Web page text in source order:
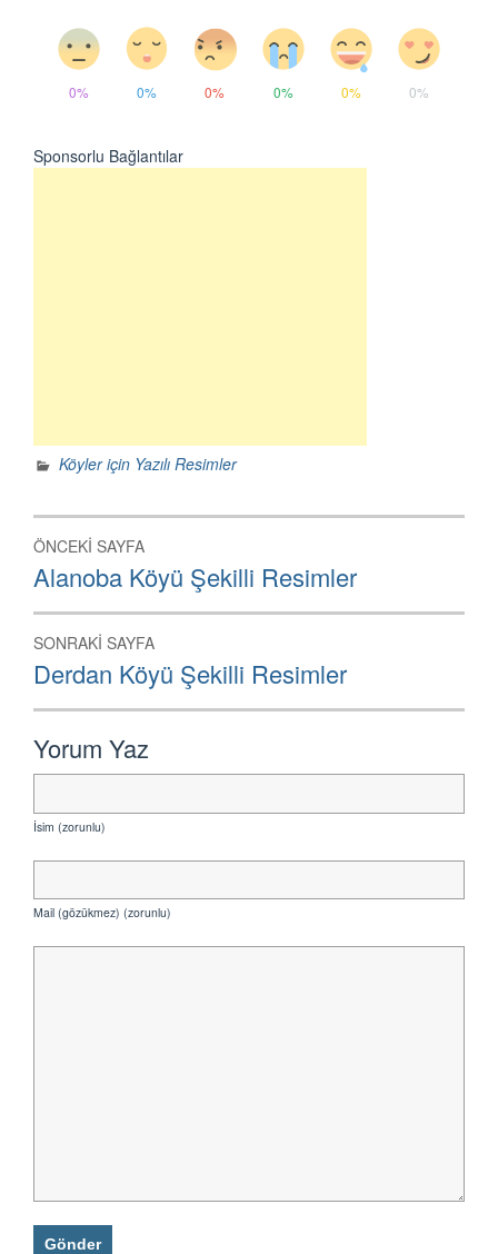
0% 0% 0% 0% 0% 0%
Sponsorlu Bağlantılar
Köyler için Yazılı Resimler
Yazı
dolaşımı
ÖNCEKI SAYFA
Önceki
Sayfa:
Alanoba Köyü Şekilli Resimler
SONRAKI SAYFA
Sonraki
Sayfa:
Derdan Köyü Şekilli Resimler
Yorum Yaz
İsim (zorunlu)
Mail (gözükmez) (zorunlu)